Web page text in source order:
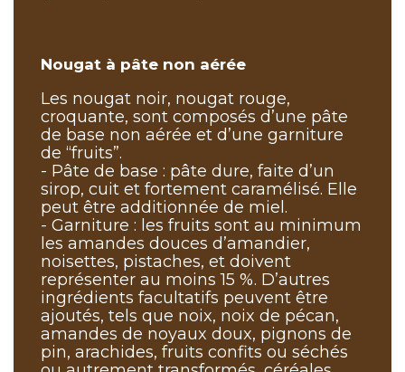
Nougat à pâte non aérée
Les nougat noir, nougat rouge,
croquante, sont composés d’une pâte
de base non aérée et d’une garniture
de “fruits”.
- Pâte de base : pâte dure, faite d’un
sirop, cuit et fortement caramélisé. Elle
peut être additionnée de miel.
- Garniture : les fruits sont au minimum
les amandes douces d’amandier,
noisettes, pistaches, et doivent
représenter au moins 15 %. D’autres
ingrédients facultatifs peuvent être
ajoutés, tels que noix, noix de pécan,
amandes de noyaux doux, pignons de
pin, arachides, fruits confits ou séchés